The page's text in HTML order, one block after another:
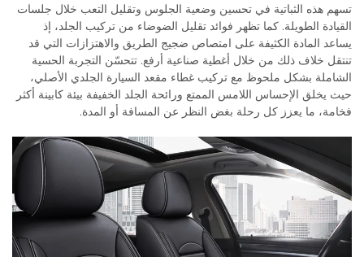
تسهم هذه الثباتية في تحسين وضعية الجلوس وتقليل التعب خلال جلسات
القيادة الطويلة. كما تظهر فوائد تقليل الضوضاء من تركيب الجلد، إذ
يساعد المادة الكثيفة على امتصاص ضجيج الطريق والاهتزازات التي قد
تنتقل خلاف ذلك من خلال أغطية صناعية أرفع. تتحسّن التجربة الحسية
الشاملة بشكل ملحوظ مع تركيب غطاء مقعد السيارة الجلدي الأصلي،
حيث يخلق الإحساس اللامس الممتع ورائحة الجلد الخفيفة بيئة كابينة أكثر
فخامة، ما يعزز كل رحلة بغض النظر عن المسافة أو المدة.